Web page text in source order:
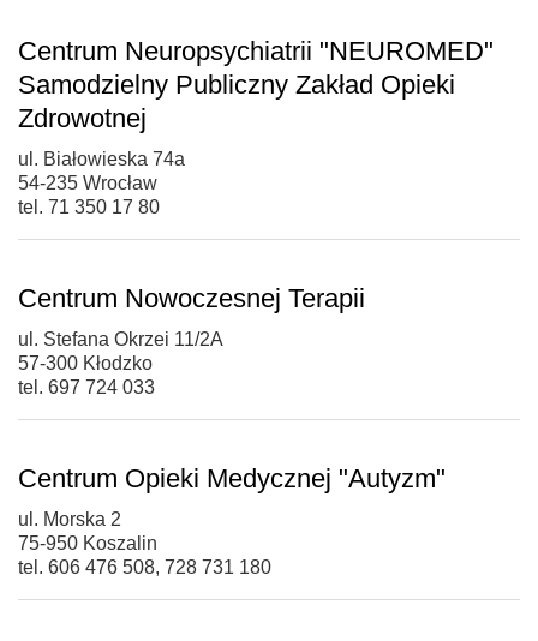
Centrum Neuropsychiatrii "NEUROMED"
Samodzielny Publiczny Zakład Opieki
Zdrowotnej
ul. Białowieska 74a
54-235 Wrocław
tel. 71 350 17 80
Centrum Nowoczesnej Terapii
ul. Stefana Okrzei 11/2A
57-300 Kłodzko
tel. 697 724 033
Centrum Opieki Medycznej "Autyzm"
ul. Morska 2
75-950 Koszalin
tel. 606 476 508, 728 731 180